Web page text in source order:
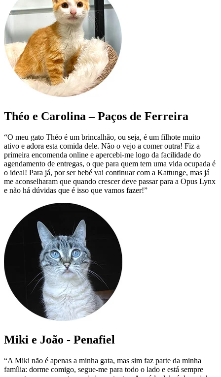
Théo e Carolina – Paços de Ferreira
“O meu gato Théo é um brincalhão, ou seja, é um filhote muito
ativo e adora esta comida dele. Não o vejo a comer outra! Fiz a
primeira encomenda online e apercebi-me logo da facilidade do
agendamento de entregas, o que para quem tem uma vida ocupada é
o ideal! Para já, por ser bebé vai continuar com a Kattunge, mas já
me aconselharam que quando crescer deve passar para a Opus Lynx
e não há dúvidas que é isso que vamos fazer!”
Miki e João - Penafiel
“A Miki não é apenas a minha gata, mas sim faz parte da minha
família: dorme comigo, segue-me para todo o lado e está sempre